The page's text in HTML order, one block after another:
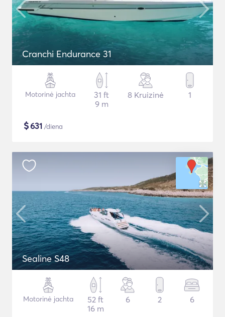
Cranchi Endurance 31
Motorinė jachta
31 ft
9 m
8 Kruizinė 1
$631 /diena
Sealine S48
Motorinė jachta
52 ft
16 m
6 2 6